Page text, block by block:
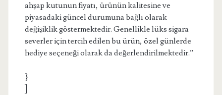
ahşap kutunun fiyatı, ürünün kalitesine ve
piyasadaki güncel durumuna bağlı olarak
değişiklik göstermektedir. Genellikle lüks sigara
severler için tercih edilen bu ürün, özel günlerde
hediye seçeneği olarak da değerlendirilmektedir.”
}